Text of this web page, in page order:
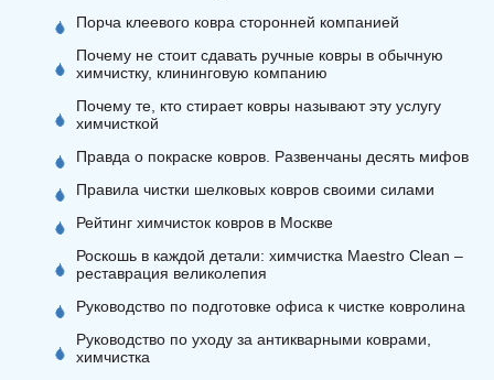
Порча клеевого ковра сторонней компанией
Почему не стоит сдавать ручные ковры в обычную
химчистку, клининговую компанию
Почему те, кто стирает ковры называют эту услугу
химчисткой
Правда о покраске ковров. Развенчаны десять мифов
Правила чистки шелковых ковров своими силами
Рейтинг химчисток ковров в Москве
Роскошь в каждой детали: химчистка Maestro Clean –
реставрация великолепия
Руководство по подготовке офиса к чистке ковролина
Руководство по уходу за антикварными коврами,
химчистка